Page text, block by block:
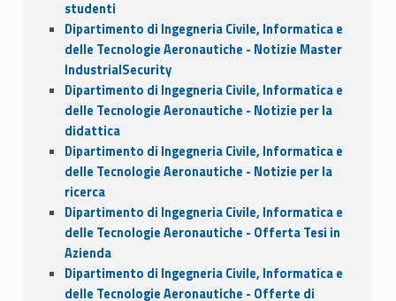
studenti
Dipartimento di Ingegneria Civile, Informatica e
delle Tecnologie Aeronautiche - Notizie Master
IndustrialSecurity
Dipartimento di Ingegneria Civile, Informatica e
delle Tecnologie Aeronautiche - Notizie per la
didattica
Dipartimento di Ingegneria Civile, Informatica e
delle Tecnologie Aeronautiche - Notizie per la
ricerca
Dipartimento di Ingegneria Civile, Informatica e
delle Tecnologie Aeronautiche - Offerta Tesi in
Azienda
Dipartimento di Ingegneria Civile, Informatica e
delle Tecnologie Aeronautiche - Offerte di